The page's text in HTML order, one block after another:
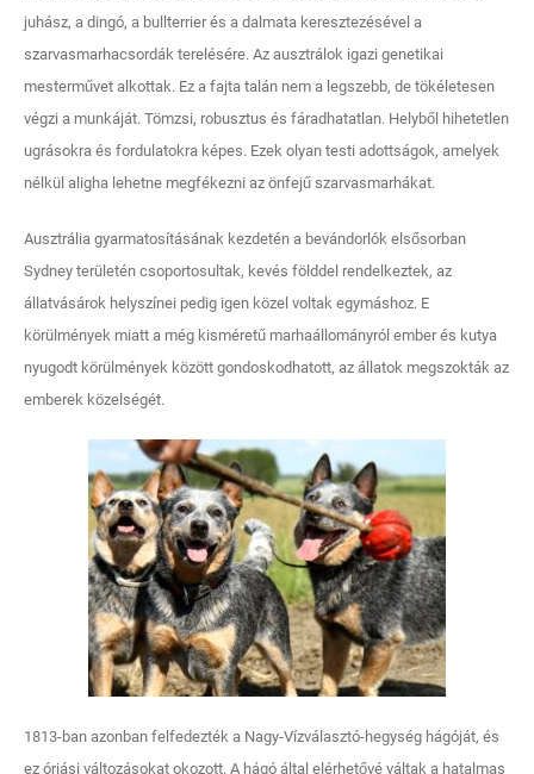
juhász, a dingó, a bullterrier és a dalmata keresztezésével a
szarvasmarhacsordák terelésére. Az ausztrálok igazi genetikai
mesterművet alkottak. Ez a fajta talán nem a legszebb, de tökéletesen
végzi a munkáját. Tömzsi, robusztus és fáradhatatlan. Helyből hihetetlen
ugrásokra és fordulatokra képes. Ezek olyan testi adottságok, amelyek
nélkül aligha lehetne megfékezni az önfejű szarvasmarhákat.
Ausztrália gyarmatosításának kezdetén a bevándorlók elsősorban
Sydney területén csoportosultak, kevés földdel rendelkeztek, az
állatvásárok helyszínei pedig igen közel voltak egymáshoz. E
körülmények miatt a még kisméretű marhaállományról ember és kutya
nyugodt körülmények között gondoskodhatott, az állatok megszokták az
emberek közelségét.
1813-ban azonban felfedezték a Nagy-Vízválasztó-hegység hágóját, és
ez óriási változásokat okozott. A hágó által elérhetővé váltak a hatalmas